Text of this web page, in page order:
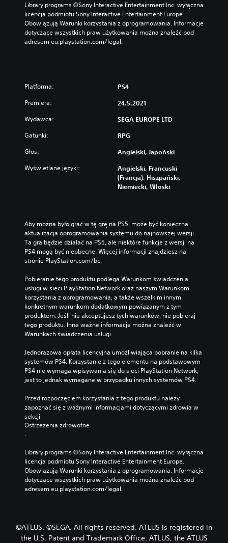
Library programs ©Sony Interactive Entertainment Inc. wyłączna
licencja podmiotu Sony Interactive Entertainment Europe.
Obowiązują Warunki korzystania z oprogramowania. Informacje
dotyczące wszystkich praw użytkowania można znaleźć pod
adresem eu.playstation.com/legal.
Platforma: PS4
Premiera: 24.5.2021
Wydawca: SEGA EUROPE LTD
Gatunki: RPG
Głos: Angielski, Japoński
Wyświetlane języki:
Angielski, Francuski
(Francja), Hiszpański,
Niemiecki, Włoski
Aby można było grać w tę grę na PS5, może być konieczna
aktualizacja oprogramowania systemu do najnowszej wersji.
Ta gra będzie działać na PS5, ale niektóre funkcje z wersji na
PS4 mogą być nieobecne. Więcej informacji znajdziesz na
stronie PlayStation.com/bc.
Pobieranie tego produktu podlega Warunkom świadczenia
usługi w sieci PlayStation Network oraz naszym Warunkom
korzystania z oprogramowania, a także wszelkim innym
konkretnym warunkom dodatkowym powiązanym z tym
produktem. Jeśli nie akceptujesz tych warunków, nie pobieraj
tego produktu. Inne ważne informacje można znaleźć w
Warunkach świadczenia usługi.
Jednorazowa opłata licencyjna umożliwiająca pobranie na kilka
systemów PS4. Korzystanie z tego elementu na podstawowym
PS4 nie wymaga wpisywania się do sieci PlayStation Network,
jest to jednak wymagane w przypadku innych systemów PS4.
Przed rozpoczęciem korzystania z tego produktu należy
zapoznać się z ważnymi informacjami dotyczącymi zdrowia w
sekcji
Ostrzeżenia zdrowotne
.
Library programs ©Sony Interactive Entertainment Inc. wyłączna
licencja podmiotu Sony Interactive Entertainment Europe.
Obowiązują Warunki korzystania z oprogramowania. Informacje
dotyczące wszystkich praw użytkowania można znaleźć pod
adresem eu.playstation.com/legal.
©ATLUS. ©SEGA. All rights reserved. ATLUS is registered in
the U.S. Patent and Trademark Office. ATLUS, the ATLUS